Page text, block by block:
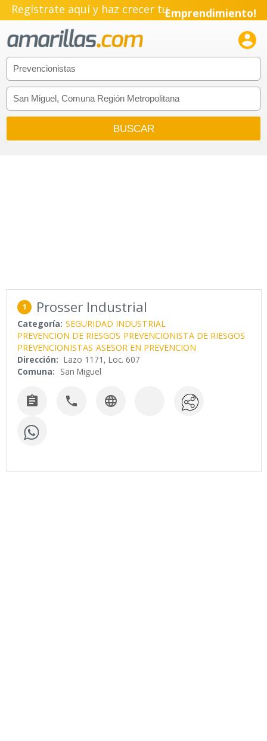
Regístrate aquí y haz crecer tuEmprendimiento!

1 Prosser Industrial
Categoría: SEGURIDAD INDUSTRIAL
PREVENCION DE RIESGOS PREVENCIONISTA DE RIESGOS
PREVENCIONISTAS ASESOR EN PREVENCION
Dirección: Lazo 1171, Loc. 607
Comuna: San Miguel
  